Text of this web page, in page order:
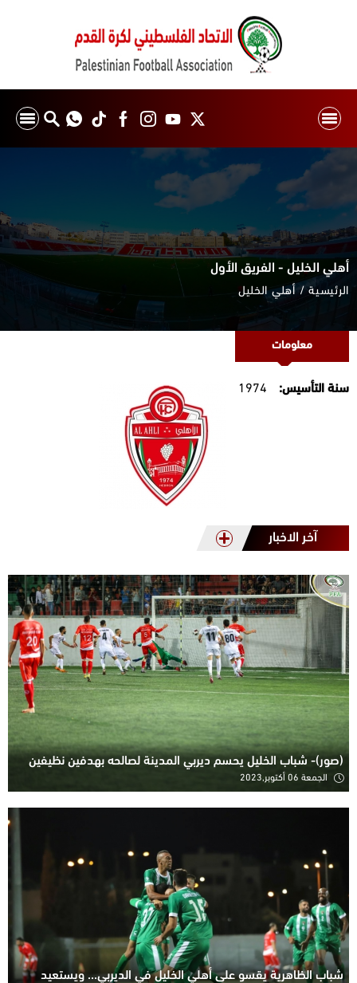
أهلي الخليل - الفريق الأول
الرئيسية أهلي الخليل
معلومات
سنة التأسيس: 1974
آخر الاخبار
(صور)- شباب الخليل يحسم ديربي المدينة لصالحه بهدفين نظيفين
الجمعة 06 أكتوبر,2023
شباب الظاهرية يقسو على أهلي الخليل في الديربي... ويستعيد